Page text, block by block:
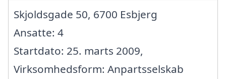
Skjoldsgade 50, 6700 Esbjerg
Ansatte: 4
Startdato: 25. marts 2009,
Virksomhedsform: Anpartsselskab